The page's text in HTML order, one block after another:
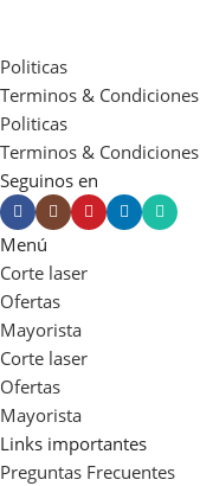
Politicas
Terminos & Condiciones
Politicas
Terminos & Condiciones
Seguinos en
Menú
Corte laser
Ofertas
Mayorista
Corte laser
Ofertas
Mayorista
Links importantes
Preguntas Frecuentes